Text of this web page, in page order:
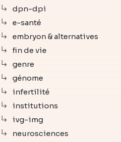
dpn-dpi
e-santé
embryon & alternatives
fin de vie
genre
génome
infertilité
institutions
ivg-img
neurosciences